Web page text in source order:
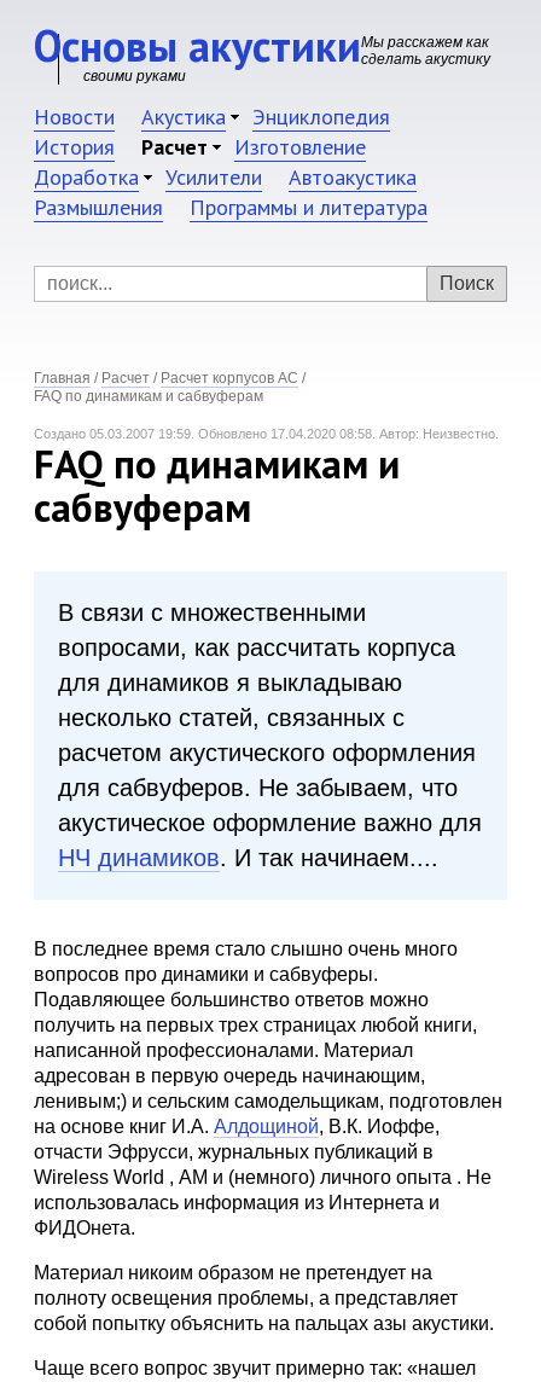
Основы акустикиМы расскажем как
сделать акустику
своими руками
Новости Акустика
Энциклопедия
История
Расчет
Изготовление
Доработка
Усилители
Автоакустика
Размышления
Программы и литература
Главная / Расчет / Расчет корпусов АС /
FAQ по динамикам и сабвуферам
Создано 05.03.2007 19:59. Обновлено 17.04.2020 08:58. Автор: Неизвестно.
FAQ по динамикам и
сабвуферам
В связи с множественными
вопросами, как рассчитать корпуса
для динамиков я выкладываю
несколько статей, связанных с
расчетом акустического оформления
для сабвуферов. Не забываем, что
акустическое оформление важно для
НЧ динамиков. И так начинаем....
В последнее время стало слышно очень много
вопросов про динамики и сабвуферы.
Подавляющее большинство ответов можно
получить на первых трех страницах любой книги,
написанной профессионалами. Материал
адресован в первую очередь начинающим,
ленивым;) и сельским самодельщикам, подготовлен
на основе книг И.А. Алдощиной, В.К. Иоффе,
отчасти Эфрусси, журнальных публикаций в
Wireless World , АМ и (немного) личного опыта . Не
использовалась информация из Интернета и
ФИДОнета.
Материал никоим образом не претендует на
полноту освещения проблемы, а представляет
собой попытку объяснить на пальцах азы акустики.
Чаще всего вопрос звучит примерно так: «нашел